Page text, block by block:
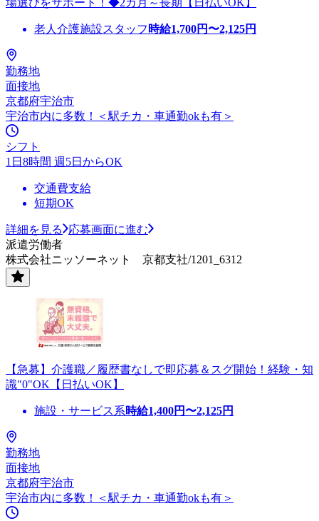
老人介護施設スタッフ 時給1,700円〜2,125円
勤務地
面接地
京都府宇治市
宇治市内に多数！＜駅チカ・車通勤okも有＞
シフト
1日8時間 週5日からOK
交通費支給
短期OK
詳細を見る
応募画面に進む
派遣労働者
株式会社ニッソーネット 京都支社/1201_6312
【急募】介護職／履歴書なしで即応募＆スグ開始！経験・知
識"0"OK【日払いOK】
施設・サービス系時給1,400円〜2,125円
勤務地
面接地
京都府宇治市
宇治市内に多数！＜駅チカ・車通勤okも有＞